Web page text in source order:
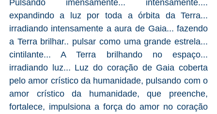
Pulsando imensamente... intensamente....
expandindo a luz por toda a órbita da Terra...
irradiando intensamente a aura de Gaia... fazendo
a Terra brilhar.. pulsar como uma grande estrela...
cintilante... A Terra brilhando no espaço...
irradiando luz... Luz do coração de Gaia coberta
pelo amor crístico da humanidade, pulsando com o
amor crístico da humanidade, que preenche,
fortalece, impulsiona a força do amor no coração